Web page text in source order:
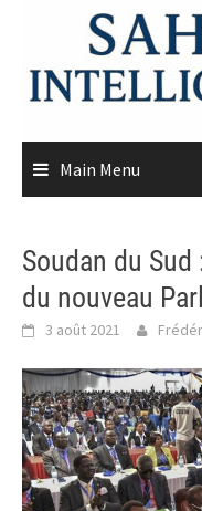
content
Main Menu
Soudan du
du nouveau
3 août 2021